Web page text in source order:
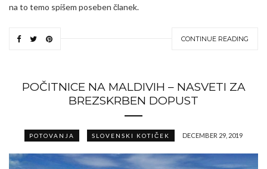
na to temo spišem poseben članek.
CONTINUE READING
POČITNICE NA MALDIVIH – NASVETI ZA
BREZSKRBEN DOPUST
POTOVANJA SLOVENSKI KOTIČEK DECEMBER 29, 2019